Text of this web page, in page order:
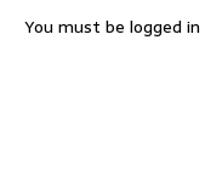
You must be logged in